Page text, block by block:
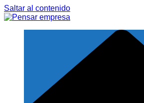
Saltar al contenido